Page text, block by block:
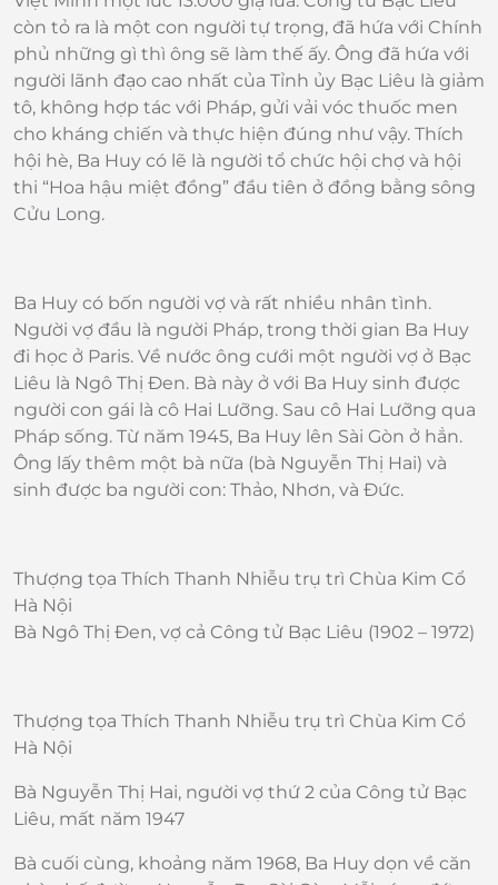
còn tỏ ra là một con người tự trọng, đã hứa với Chính
phủ những gì thì ông sẽ làm thế ấy. Ông đã hứa với
người lãnh đạo cao nhất của Tỉnh ủy Bạc Liêu là giảm
tô, không hợp tác với Pháp, gửi vải vóc thuốc men
cho kháng chiến và thực hiện đúng như vậy. Thích
hội hè, Ba Huy có lẽ là người tổ chức hội chợ và hội
thi “Hoa hậu miệt đồng” đầu tiên ở đồng bằng sông
Cửu Long.
Ba Huy có bốn người vợ và rất nhiều nhân tình.
Người vợ đầu là người Pháp, trong thời gian Ba Huy
đi học ở Paris. Về nước ông cưới một người vợ ở Bạc
Liêu là Ngô Thị Đen. Bà này ở với Ba Huy sinh được
người con gái là cô Hai Lưỡng. Sau cô Hai Lưỡng qua
Pháp sống. Từ năm 1945, Ba Huy lên Sài Gòn ở hẳn.
Ông lấy thêm một bà nữa (bà Nguyễn Thị Hai) và
sinh được ba người con: Thảo, Nhơn, và Đức.
Thượng tọa Thích Thanh Nhiễu trụ trì Chùa Kim Cổ
Hà Nội
Bà Ngô Thị Đen, vợ cả Công tử Bạc Liêu (1902 – 1972)
Thượng tọa Thích Thanh Nhiễu trụ trì Chùa Kim Cổ
Hà Nội
Bà Nguyễn Thị Hai, người vợ thứ 2 của Công tử Bạc
Liêu, mất năm 1947
Bà cuối cùng, khoảng năm 1968, Ba Huy dọn về căn